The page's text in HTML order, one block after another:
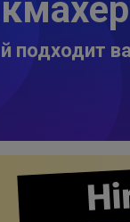
подходит